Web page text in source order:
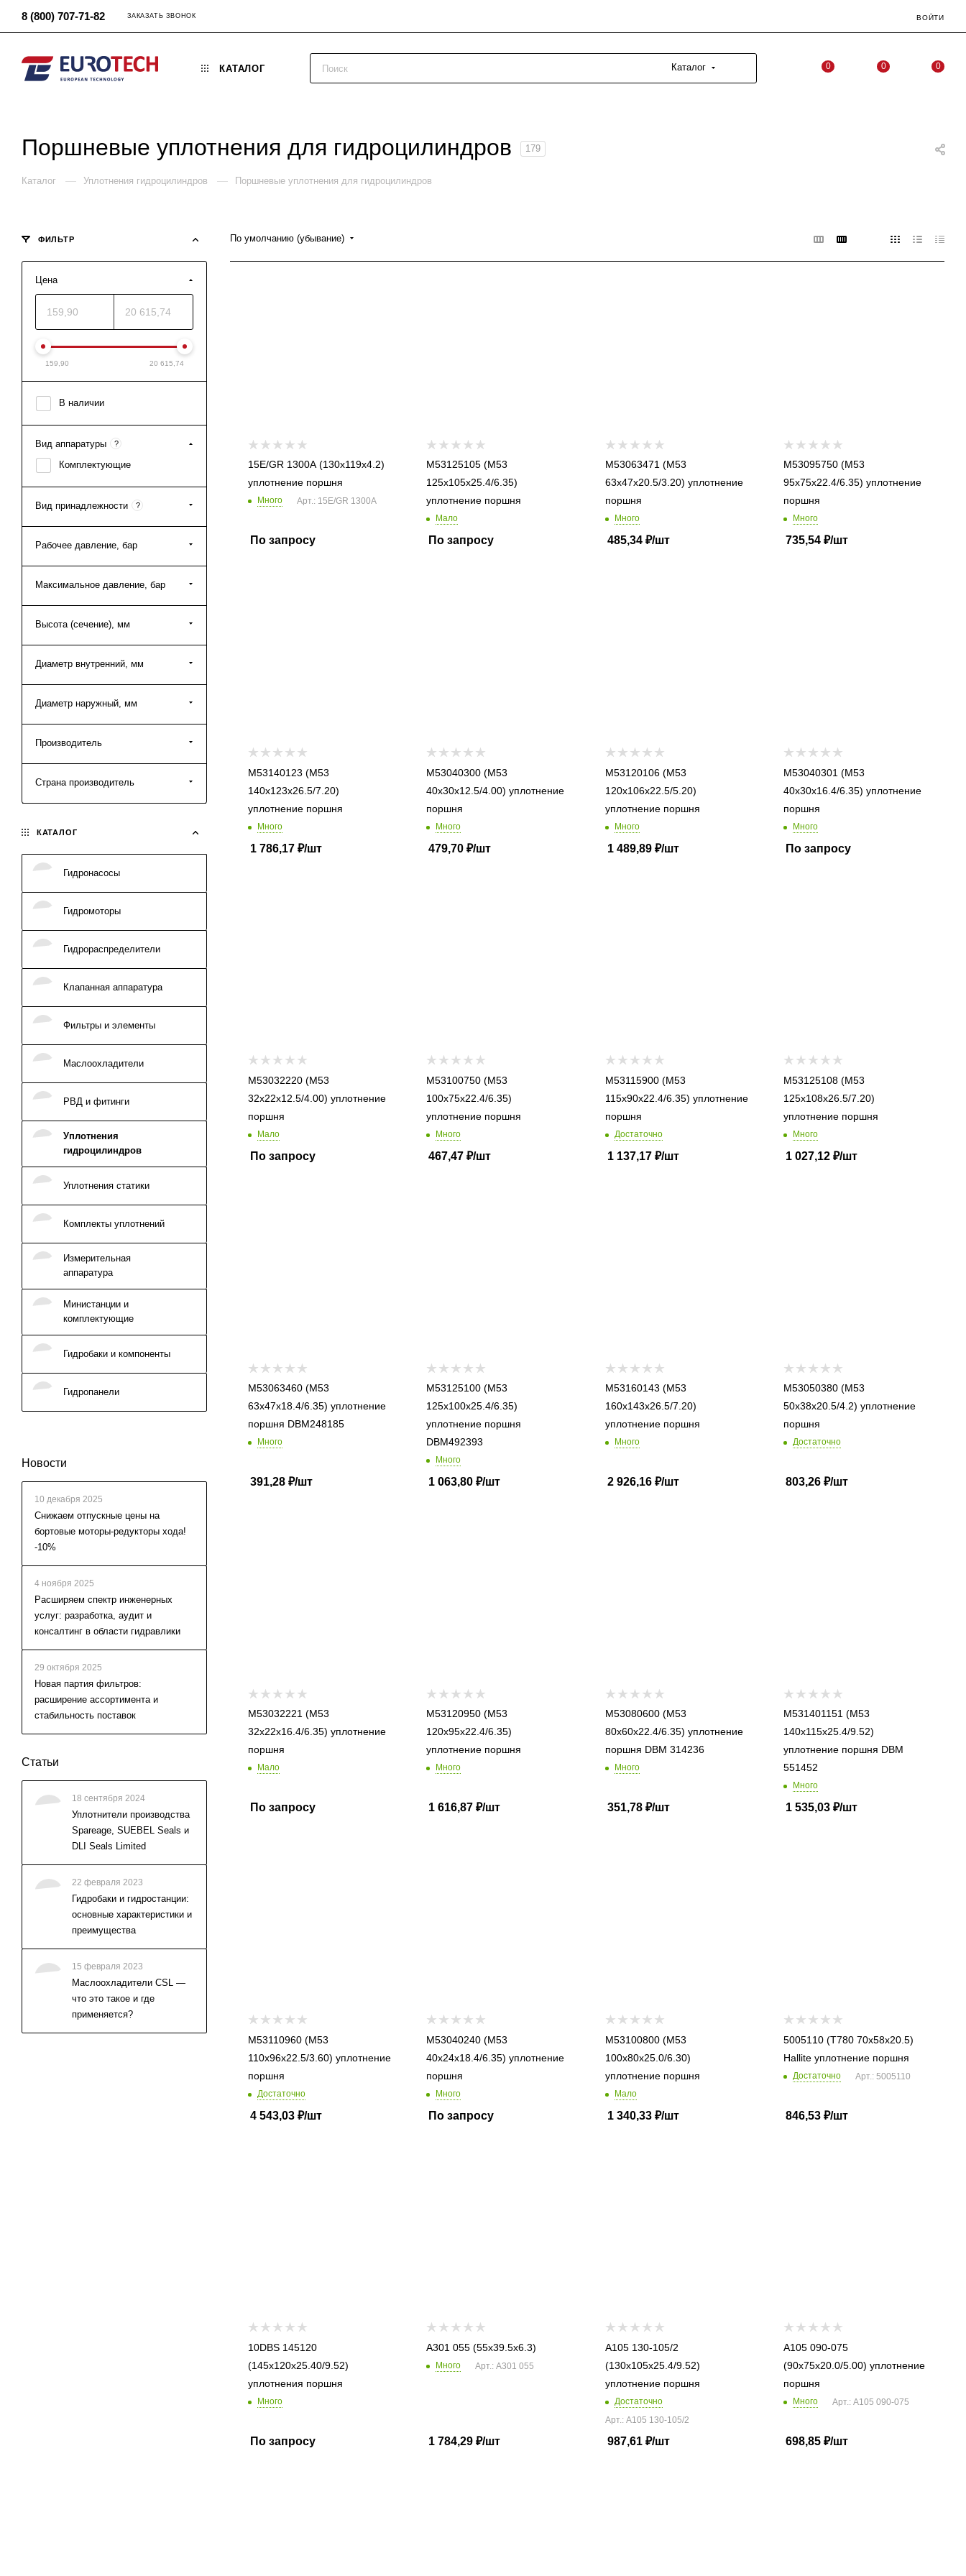
8 (800) 707-71-82 ЗАКАЗАТЬ ЗВОНОК ВОЙТИ
КАТАЛОГ Каталог 0 0 0
Поршневые уплотнения для гидроцилиндров 179
Каталог — Уплотнения гидроцилиндров — Поршневые уплотнения для гидроцилиндров
По умолчанию (убывание)
15E/GR 1300A (130x119x4.2)
уплотнение поршня
Много Арт.: 15E/GR 1300A
По запросу
M53125105 (M53
125x105x25.4/6.35)
уплотнение поршня
Мало
По запросу
M53063471 (M53
63x47x20.5/3.20) уплотнение
поршня
Много
485,34₽/шт
M53095750 (M53
95x75x22.4/6.35) уплотнение
поршня
Много
735,54₽/шт
M53140123 (M53
140x123x26.5/7.20)
уплотнение поршня
Много
1 786,17 ₽/шт
M53040300 (M53
40x30x12.5/4.00) уплотнение
поршня
Много
479,70 ₽/шт
M53120106 (M53
120x106x22.5/5.20)
уплотнение поршня
Много
1 489,89₽/шт
M53040301 (M53
40x30x16.4/6.35) уплотнение
поршня
Много
По запросу
M53032220 (M53
32x22x12.5/4.00) уплотнение
поршня
Мало
По запросу
M53100750 (M53
100x75x22.4/6.35)
уплотнение поршня
Много
467,47 ₽/шт
M53115900 (M53
115x90x22.4/6.35) уплотнение
поршня
Достаточно
1 137,17₽/шт
M53125108 (M53
125x108x26.5/7.20)
уплотнение поршня
Много
1 027,12₽/шт
M53063460 (M53
63x47x18.4/6.35) уплотнение
поршня DBM248185
Много
391,28 ₽/шт
M53125100 (M53
125x100x25.4/6.35)
уплотнение поршня
DBM492393
Много
1 063,80 ₽/шт
M53160143 (M53
160x143x26.5/7.20)
уплотнение поршня
Много
2 926,16₽/шт
M53050380 (M53
50x38x20.5/4.2) уплотнение
поршня
Достаточно
803,26₽/шт
M53032221 (M53
32x22x16.4/6.35) уплотнение
поршня
Мало
По запросу
M53120950 (M53
120x95x22.4/6.35)
уплотнение поршня
Много
1 616,87 ₽/шт
M53080600 (M53
80x60x22.4/6.35) уплотнение
поршня DBM 314236
Много
351,78₽/шт
M531401151 (M53
140x115x25.4/9.52)
уплотнение поршня DBM
551452
Много
1 535,03₽/шт
M53110960 (M53
110x96x22.5/3.60) уплотнение
поршня
Достаточно
4 543,03 ₽/шт
M53040240 (M53
40x24x18.4/6.35) уплотнение
поршня
Много
По запросу
M53100800 (M53
100x80x25.0/6.30)
уплотнение поршня
Мало
1 340,33₽/шт
5005110 (T780 70x58x20.5)
Hallite уплотнение поршня
Достаточно Арт.: 5005110
846,53₽/шт
10DBS 145120
(145x120x25.40/9.52)
уплотнения поршня
Много
По запросу
A301 055 (55x39.5x6.3)
Много Арт.: A301 055
1 784,29 ₽/шт
A105 130-105/2
(130x105x25.4/9.52)
уплотнение поршня
Достаточно
Арт.: A105 130-105/2
987,61₽/шт
A105 090-075
(90x75x20.0/5.00) уплотнение
поршня
Много Арт.: A105 090-075
698,85₽/шт
ФИЛЬТР
Цена
159,90 20 615,74
В наличии
Вид аппаратуры ?
Комплектующие
Вид принадлежности ?
Рабочее давление, бар
Максимальное давление, бар
Высота (сечение), мм
Диаметр внутренний, мм
Диаметр наружный, мм
Производитель
Страна производитель
КАТАЛОГ
Гидронасосы
Гидромоторы
Гидрораспределители
Клапанная аппаратура
Фильтры и элементы
Маслоохладители
РВД и фитинги
Уплотнения
гидроцилиндров
Уплотнения статики
Комплекты уплотнений
Измерительная
аппаратура
Министанции и
комплектующие
Гидробаки и компоненты
Гидропанели
Новости
10 декабря 2025
Cнижаем отпускные цены на
бортовые моторы-редукторы хода!
-10%
4 ноября 2025
Расширяем спектр инженерных
услуг: разработка, аудит и
консалтинг в области гидравлики
29 октября 2025
Новая партия фильтров:
расширение ассортимента и
стабильность поставок
Статьи
18 сентября 2024
Уплотнители производства
Spareage, SUEBEL Seals и
DLI Seals Limited
22 февраля 2023
Гидробаки и гидростанции:
основные характеристики и
преимущества
15 февраля 2023
Маслоохладители CSL —
что это такое и где
применяется?